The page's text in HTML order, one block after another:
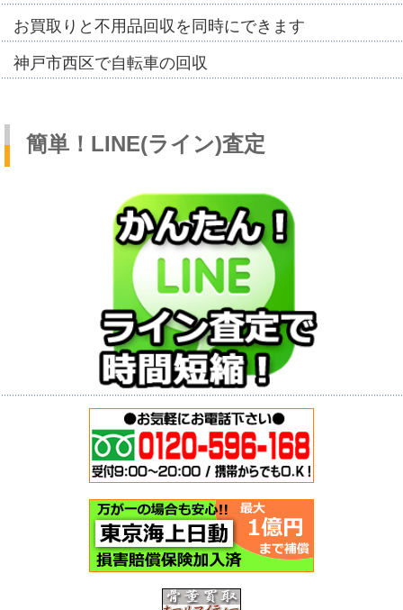
お買取りと不用品回収を同時にできます
神戸市西区で自転車の回収
簡単！LINE(ライン)査定